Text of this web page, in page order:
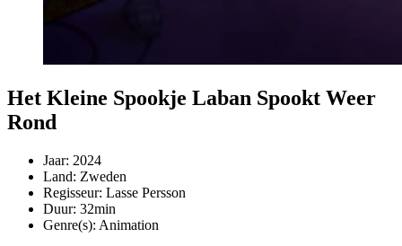
Het Kleine Spookje Laban Spookt Weer
Rond
Jaar: 2024
Land: Zweden
Regisseur: Lasse Persson
Duur: 32min
Genre(s): Animation